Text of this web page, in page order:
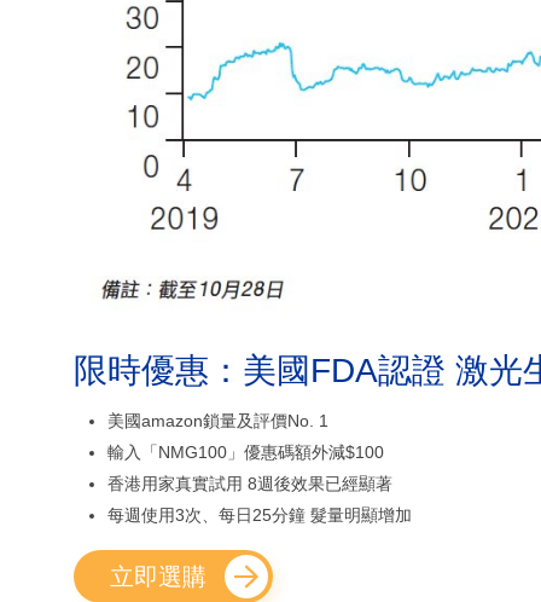
限時優惠：美國FDA認證 激光
美國amazon鎖量及評價No. 1
輸入「NMG100」優惠碼額外減$100
香港用家真實試用 8週後效果已經顯著
每週使用3次、每日25分鐘 髮量明顯增加
立即選購